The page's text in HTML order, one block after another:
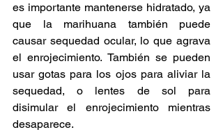
es importante mantenerse hidratado, ya
que la marihuana también puede
causar sequedad ocular, lo que agrava
el enrojecimiento. También se pueden
usar gotas para los ojos para aliviar la
sequedad, o lentes de sol para
disimular el enrojecimiento mientras
desaparece.